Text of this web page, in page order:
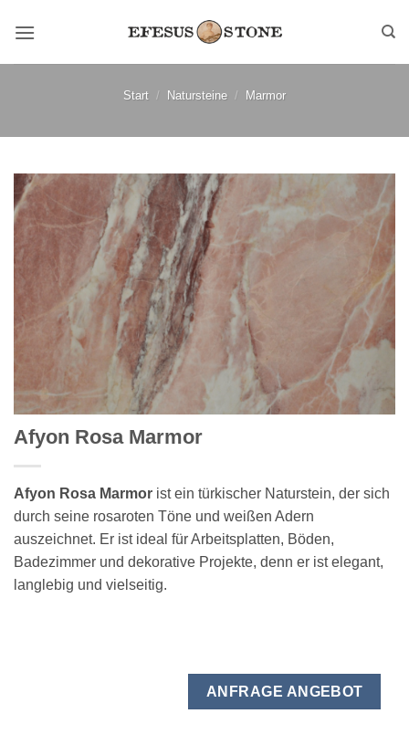
Inhalt
Start / Natursteine / Marmor
Afyon Rosa Marmor
Afyon Rosa Marmor ist ein türkischer Naturstein, der sich
durch seine rosaroten Töne und weißen Adern
auszeichnet. Er ist ideal für Arbeitsplatten, Böden,
Badezimmer und dekorative Projekte, denn er ist elegant,
langlebig und vielseitig.
ANFRAGE ANGEBOT